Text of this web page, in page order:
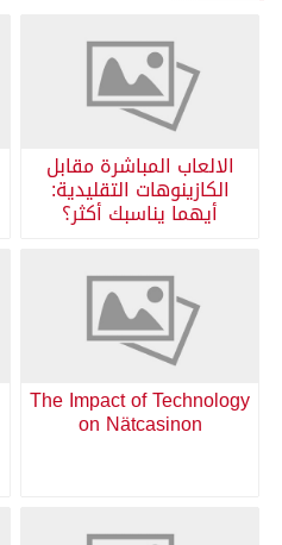
الالعاب المباشرة مقابل
الكازينوهات التقليدية:
أيهما يناسبك أكثر؟
The Impact of Technology
on Nätcasinon